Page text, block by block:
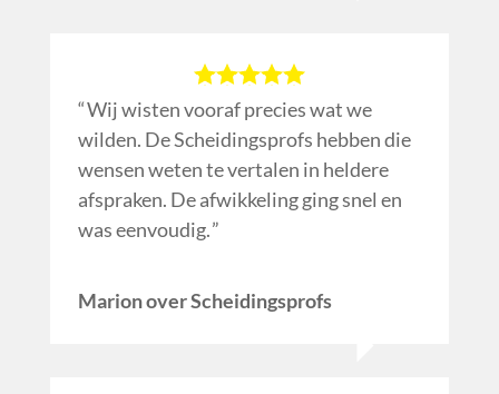
Wij wisten vooraf precies wat we
wilden. De Scheidingsprofs hebben die
wensen weten te vertalen in heldere
afspraken. De afwikkeling ging snel en
was eenvoudig.
Marion over Scheidingsprofs